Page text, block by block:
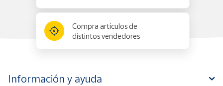
Compra artículos de
distintos vendedores
Información y ayuda